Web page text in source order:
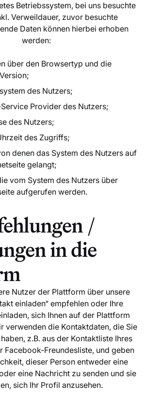
Betriebssystem, bei uns besuchte
Verweildauer, zuvor besuchte
Daten können hierbei erhoben
werden:
über den Browsertyp und die
des Nutzers;
Provider des Nutzers;
des Nutzers;
des Zugriffs;
denen das System des Nutzers auf
gelangt;
vom System des Nutzers über
aufgerufen werden.
/
in die
Nutzer der Plattform über unsere
einladen“ empfehlen oder Ihre
sich Ihnen auf der Plattform
verwenden die Kontaktdaten, die Sie
z.B. aus der Kontaktliste Ihres
Facebook-Freundesliste, und geben
dieser Person entweder eine
eine Nachricht zu senden und sie
sich Ihr Profil anzusehen.